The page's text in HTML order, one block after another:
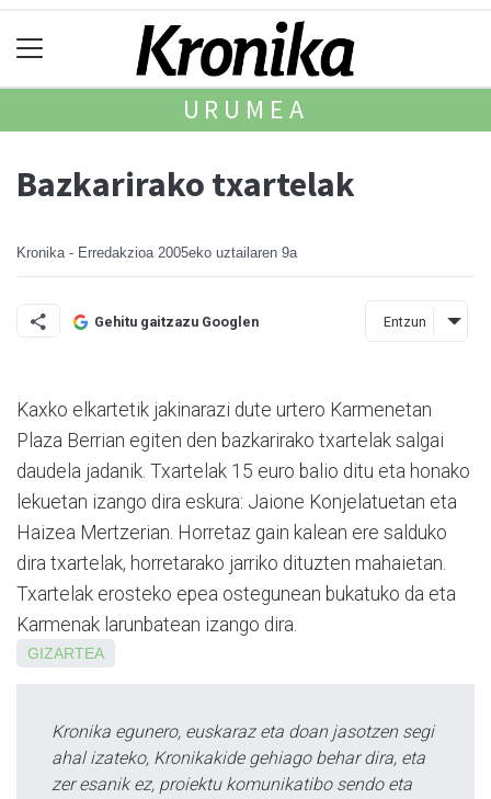
URUMEA
Bazkarirako txartelak
Kronika - Erredakzioa 2005eko uztailaren 9a
Gehitu gaitzazu Googlen Entzun
Kaxko elkartetik jakinarazi dute urtero Karmenetan
Plaza Berrian egiten den bazkarirako txartelak salgai
daudela jadanik. Txartelak 15 euro balio ditu eta honako
lekuetan izango dira eskura: Jaione Konjelatuetan eta
Haizea Mertzerian. Horretaz gain kalean ere salduko
dira txartelak, horretarako jarriko dituzten mahaietan.
Txartelak erosteko epea ostegunean bukatuko da eta
Karmenak larunbatean izango dira.
GIZARTEA
Kronika egunero, euskaraz eta doan jasotzen segi
ahal izateko, Kronikakide gehiago behar dira, eta
zer esanik ez, proiektu komunikatibo sendo eta